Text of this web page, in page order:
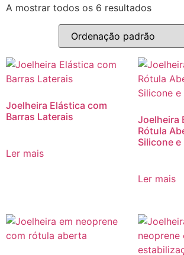
A mostrar todos os 6 resultados
Joelheira Elástica com
Barras Laterais
Ler mais
Joelheira
Rótula
Silicone e
Ler mais